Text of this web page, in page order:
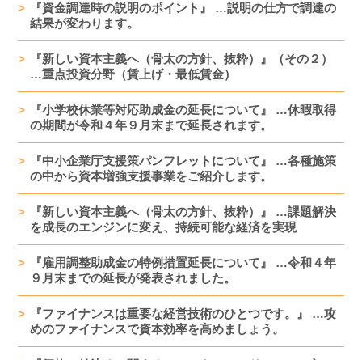
『資金調達時の説明のポイント』 …説明の仕方で調達の
結果が変わります。
『新しい資本主義へ（骨太の方針、抜粋）』（その２）
…重点投資分野（賃上げ・最低賃金）
『小学校休業等対応助成金の延長について』 …休暇取得
の期間が令和４年９月末まで延長されます。
『中小企業庁支援策パンフレットについて』 …各種施策
の中から資本増強支援事業をご紹介します。
『新しい資本主義へ（骨太の方針、抜粋）』 …課題解決
を成長のエンジンに変え、持続可能な経済を実現
『雇用調整助成金の特例措置延長について』 …令和４年
９月末までの延長が発表されました。
『ファイナンスは重要な経営技術のひとつです。』 …攻
めのファイナンスで資本効率を高めましょう。